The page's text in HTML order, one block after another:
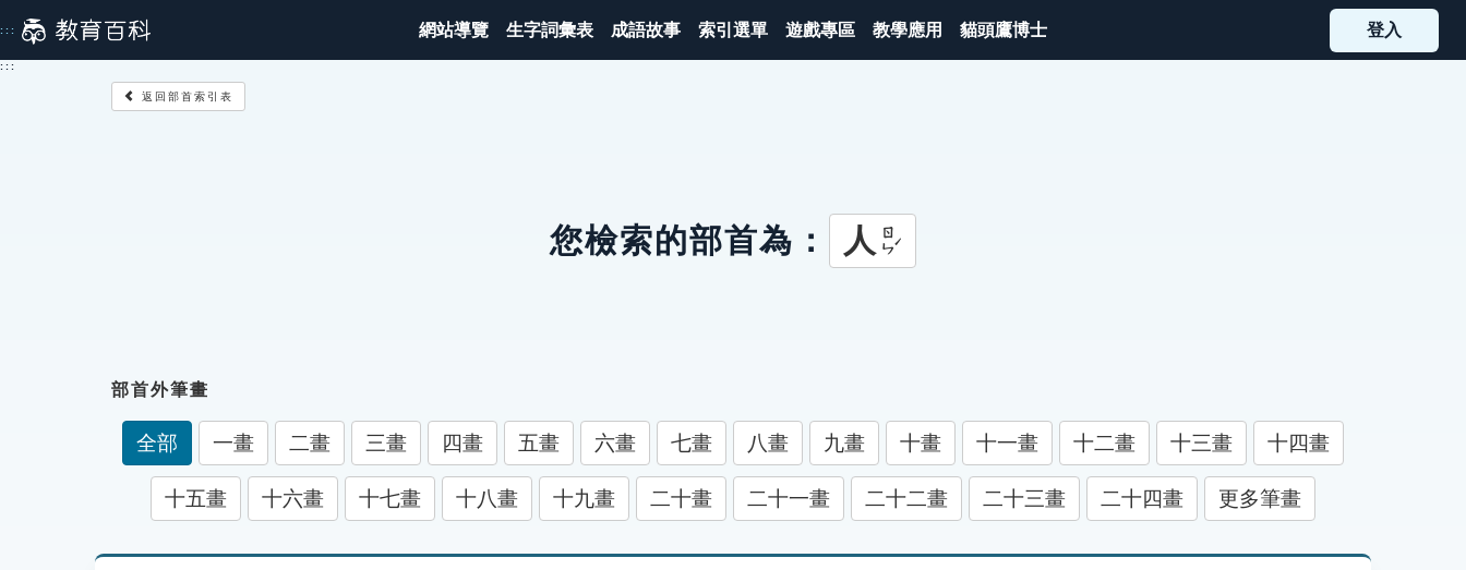
到
主
::: 網站導覽 生字詞彙表 成語故事 索引選單 遊戲專區 教學應用 貓頭鷹博士 登入
:::
返回部首索引表
您檢索的部首為： 人 ㄖㄣˊ
部首外筆畫
全部 一畫 二畫 三畫 四畫 五畫 六畫 七畫 八畫 九畫 十畫 十一畫 十二畫 十三畫 十四畫
十五畫 十六畫 十七畫 十八畫 十九畫 二十畫 二十一畫 二十二畫 二十三畫 二十四畫 更多筆畫